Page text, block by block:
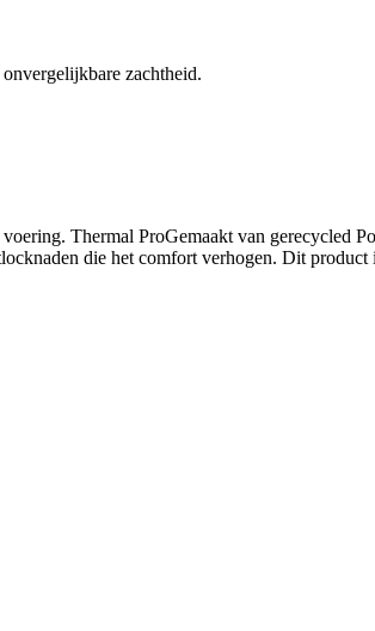
zachtheid.
Thermal ProGemaakt van gerecycled
die het comfort verhogen. Dit